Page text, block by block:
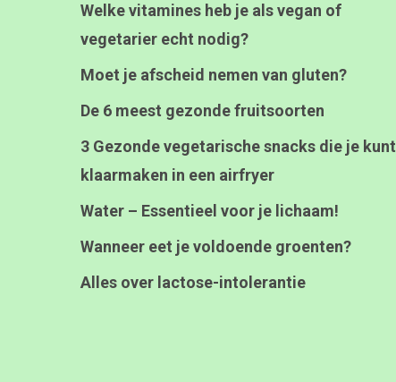
Welke vitamines heb je als vegan of
vegetarier echt nodig?
Moet je afscheid nemen van gluten?
De 6 meest gezonde fruitsoorten
3 Gezonde vegetarische snacks die je kunt
klaarmaken in een airfryer
Water – Essentieel voor je lichaam!
Wanneer eet je voldoende groenten?
Alles over lactose-intolerantie